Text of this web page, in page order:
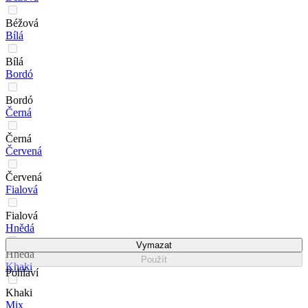
Béžová
Bílá
Bílá
Bordó
Bordó
Černá
Černá
Červená
Červená
Fialová
Fialová
Hnědá
Hnědá
Khaki
Khaki
Mix
Vymazat
Použít
Pohlaví